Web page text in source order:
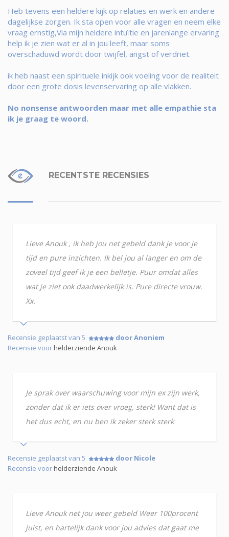
Heb tevens een heldere kijk op relaties en werk en andere
dagelijkse zorgen. Ik sta open voor alle vragen en neem elke
vraag ernstig,Via mijn heldere intuïtie en jarenlange ervaring
help ik je zien wat er al in jou leeft, maar soms
overschaduwd wordt door twijfel, angst of verdriet.
ik heb naast een spirituele inkijk ook voeling voor de realiteit
door een grote dosis levenservaring op alle vlakken.
No nonsense antwoorden maar met alle empathie sta
ik je graag te woord.
RECENTSTE RECENSIES
Lieve Anouk , ik heb jou net gebeld dank je voor je
tijd en pure inzichten. Ik bel jou al langer en om de
zoveel tijd geef ik je een belletje. Puur omdat alles
wat je ziet ook daadwerkelijk is. Pure directe vrouw.
Xx.
Recensie geplaatst van 5
door Anoniem
Recensie voorhelderziende Anouk
Je sprak over waarschuwing voor mijn ex zijn werk,
zonder dat ik er iets over vroeg, sterk! Want dat is
het dus echt, en nu ben ik zeker sterk sterk
Recensie geplaatst van 5
door Nicole
Recensie voorhelderziende Anouk
Lieve Anouk net jou weer gebeld Weer 100procent
juist, en hartelijk dank voor jou advies dat gaat me